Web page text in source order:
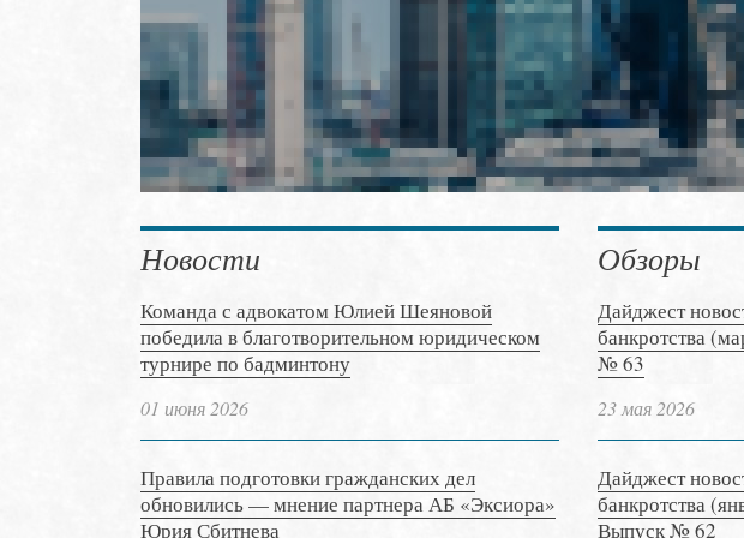
Новости
Команда с адвокатом Юлией Шеяновой
победила в благотворительном юридическом
турнире по бадминтону
01 июня 2026
Правила подготовки гражданских дел
обновились — мнение партнера АБ «Эксиора»
Юрия Сбитнева
Обзоры
Дайджест
банкротства
№ 63
23 мая 2026
Дайджест
банкротства
Выпуск № 62